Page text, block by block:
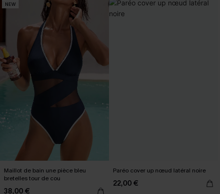
NEW
Maillot de bain une pièce bleu
bretelles tour de cou
38,00 €
Paréo cover up nœud latéral noire
22,00 €